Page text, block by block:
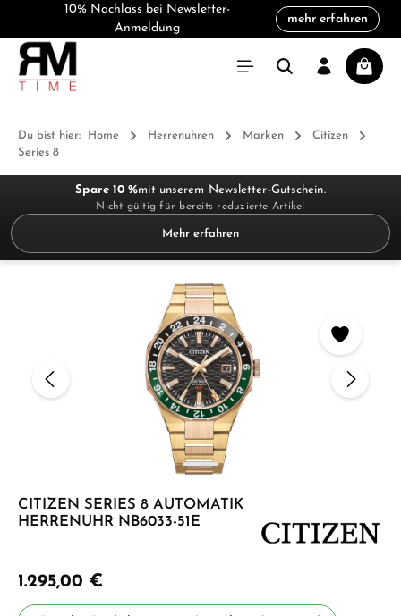
10% Nachlass bei Newsletter-
Anmeldung
mehr erfahren
Du bist hier: Home Herrenuhren Marken
Citizen
Series 8
Spare 10 %mit unserem Newsletter-Gutschein.
Nicht gültig für bereits reduzierte Artikel
Mehr erfahren
Bildergalerie überspringen
CITIZEN SERIES 8 AUTOMATIK
HERRENUHR NB6033-51E
1.295,00 €